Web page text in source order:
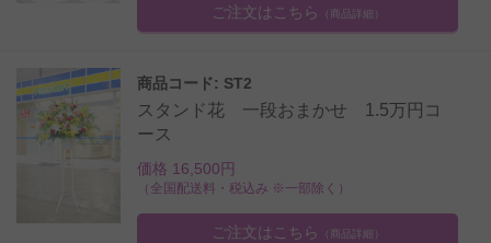
ご注文はこちら （商品詳細）
商品コード: ST2
スタンド花 一段おまかせ 1.5万円コ
ース
価格 16,500円
（全国配送料・税込み ※一部除く）
ご注文はこちら （商品詳細）